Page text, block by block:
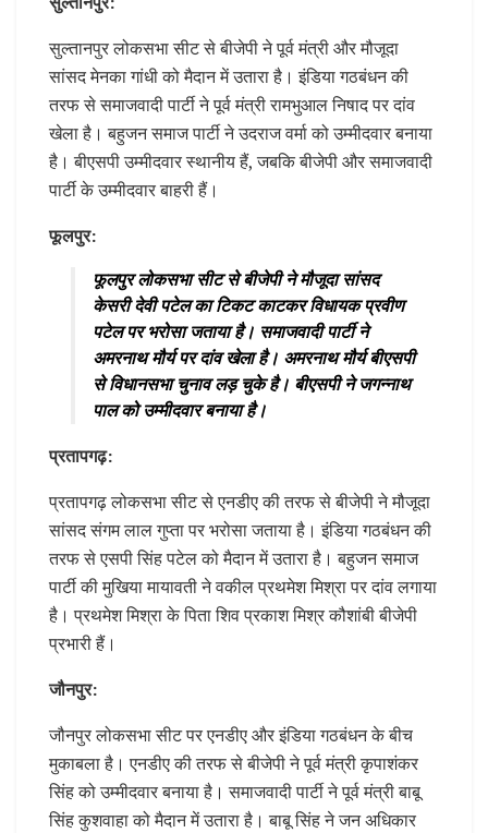
सुल्तानपुर लोकसभा सीट से बीजेपी ने पूर्व मंत्री और मौजूदा
सांसद मेनका गांधी को मैदान में उतारा है। इंडिया गठबंधन की
तरफ से समाजवादी पार्टी ने पूर्व मंत्री रामभुआल निषाद पर दांव
खेला है। बहुजन समाज पार्टी ने उदराज वर्मा को उम्मीदवार बनाया
है। बीएसपी उम्मीदवार स्थानीय हैं, जबकि बीजेपी और समाजवादी
पार्टी के उम्मीदवार बाहरी हैं।
फूलपुर:
फूलपुर लोकसभा सीट से बीजेपी ने मौजूदा सांसद
केसरी देवी पटेल का टिकट काटकर विधायक प्रवीण
पटेल पर भरोसा जताया है। समाजवादी पार्टी ने
अमरनाथ मौर्य पर दांव खेला है। अमरनाथ मौर्य बीएसपी
से विधानसभा चुनाव लड़ चुके है। बीएसपी ने जगन्नाथ
पाल को उम्मीदवार बनाया है।
प्रतापगढ़:
प्रतापगढ़ लोकसभा सीट से एनडीए की तरफ से बीजेपी ने मौजूदा
सांसद संगम लाल गुप्ता पर भरोसा जताया है। इंडिया गठबंधन की
तरफ से एसपी सिंह पटेल को मैदान में उतारा है। बहुजन समाज
पार्टी की मुखिया मायावती ने वकील प्रथमेश मिश्रा पर दांव लगाया
है। प्रथमेश मिश्रा के पिता शिव प्रकाश मिश्र कौशांबी बीजेपी
प्रभारी हैं।
जौनपुर:
जौनपुर लोकसभा सीट पर एनडीए और इंडिया गठबंधन के बीच
मुकाबला है। एनडीए की तरफ से बीजेपी ने पूर्व मंत्री कृपाशंकर
सिंह को उम्मीदवार बनाया है। समाजवादी पार्टी ने पूर्व मंत्री बाबू
सिंह कुशवाहा को मैदान में उतारा है। बाबू सिंह ने जन अधिकार